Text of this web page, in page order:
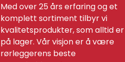
Med over 25 års erfaring og et
komplett sortiment tilbyr vi
kvalitetsprodukter, som alltid er
på lager. Vår visjon er å være
rørleggerens beste